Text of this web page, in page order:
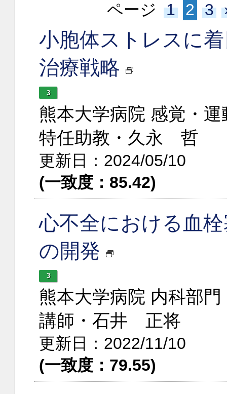
ページ 1 2 3
小胞体ストレスに
治療戦略
3
熊本大学病院 感覚・
特任助教・久永 哲
更新日：2024/05/10
(一致度：85.42)
心不全における血
の開発
3
熊本大学病院 内科部
講師・石井 正将
更新日：2022/11/10
(一致度：79.55)